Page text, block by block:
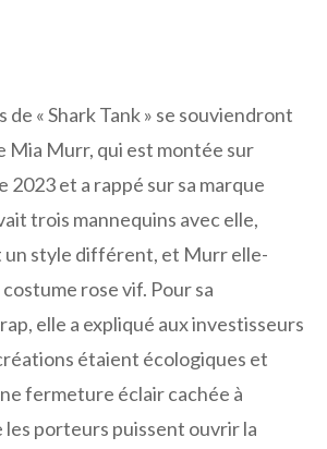
de « Shark Tank » se souviendront
Mia Murr, qui est montée sur
2023 et a rappé sur sa marque
trois mannequins avec elle,
un style différent, et Murr elle-
rose vif. Pour sa
elle a expliqué aux investisseurs
étaient écologiques et
fermeture éclair cachée à
les porteurs puissent ouvrir la